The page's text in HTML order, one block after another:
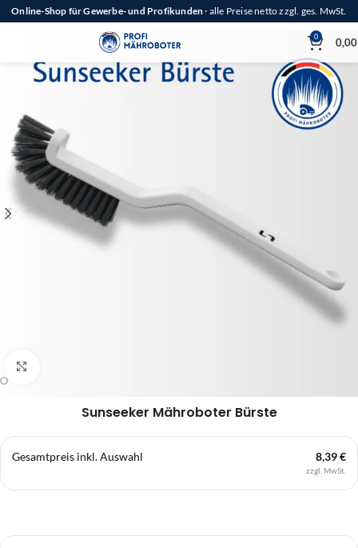
Online-Shop für Gewerbe- und Profikunden· alle Preise netto zzgl. ges. MwSt.
0
Sunseeker Mähroboter Bürste
Gesamtpreis inkl. Auswahl 8,39 €
zzgl. MwSt.